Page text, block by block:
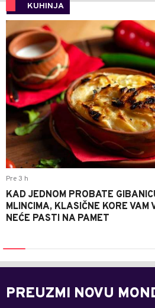
KUHINJA
Pre 3 h
KAD JEDNOM PROBATE
MLINCIMA, KLASIČNE KORE VAM
NEĆE PASTI NA PAMET
PREUZMI NOVU